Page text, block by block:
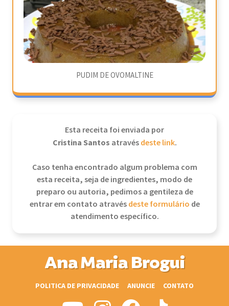
PUDIM DE OVOMALTINE
Esta receita foi enviada por
Cristina Santos atravésdeste link.
Caso tenha encontrado algum problema com
esta receita, seja de ingredientes, modo de
preparo ou autoria, pedimos a gentileza de
entrar em contato atravésdeste formulário de
atendimento específico.
Ana Maria Brogui
POLITICA DE PRIVACIDADE ANUNCIE CONTATO